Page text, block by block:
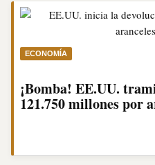
ECONOMÍA
¡Bomba! EE.UU.
121.750 millones por